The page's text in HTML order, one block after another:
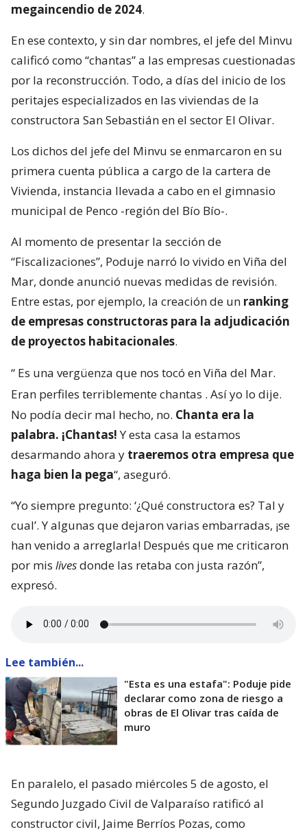
megaincendio de 2024.
En ese contexto, y sin dar nombres, el jefe del Minvu
calificó como “chantas” a las empresas cuestionadas
por la reconstrucción. Todo, a días del inicio de los
peritajes especializados en las viviendas de la
constructora San Sebastián en el sector El Olivar.
Los dichos del jefe del Minvu se enmarcaron en su
primera cuenta pública a cargo de la cartera de
Vivienda, instancia llevada a cabo en el gimnasio
municipal de Penco -región del Bío Bío-.
Al momento de presentar la sección de
“Fiscalizaciones”, Poduje narró lo vivido en Viña del
Mar, donde anunció nuevas medidas de revisión.
Entre estas, por ejemplo, la creación de un ranking
de empresas constructoras para la adjudicación
de proyectos habitacionales.
“ Es una vergüenza que nos tocó en Viña del Mar.
Eran perfiles terriblemente chantas . Así yo lo dije.
No podía decir mal hecho, no. Chanta era la
palabra. ¡Chantas!Y esta casa la estamos
desarmando ahora y traeremos otra empresa que
haga bien la pega“, aseguró.
“Yo siempre pregunto: ‘¿Qué constructora es? Tal y
cual’. Y algunas que dejaron varias embarradas, ¡se
han venido a arreglarla! Después que me criticaron
por mis livesdonde las retaba con justa razón”,
expresó.
Lee también...
"Esta es una estafa": Poduje pide
declarar como zona de riesgo a
obras de El Olivar tras caída de
muro
En paralelo, el pasado miércoles 5 de agosto, el
Segundo Juzgado Civil de Valparaíso ratificó al
constructor civil, Jaime Berríos Pozas, como